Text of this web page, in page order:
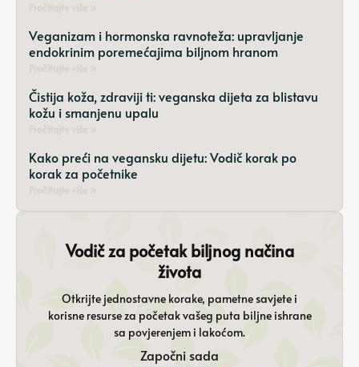
Veganizam i hormonska ravnoteža: upravljanje
endokrinim poremećajima biljnom hranom
Čistija koža, zdraviji ti: veganska dijeta za blistavu
kožu i smanjenu upalu
Kako preći na vegansku dijetu: Vodič korak po
korak za početnike
Vodič za početak biljnog načina
života
Otkrijte jednostavne korake, pametne savjete i
korisne resurse za početak vašeg puta biljne ishrane
sa povjerenjem i lakoćom.
Započni sada